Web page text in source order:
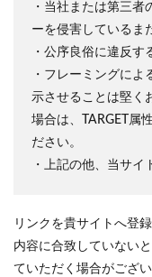
・当社または第三
ーを侵害しているま
・公序良俗に違反す
・フレーミングに
示させることは堅く
場合は、TARGET属
ださい。
・上記の他、当サ
リンクを貴サイトへ登
内容に合致していない
ていただく場合がござい